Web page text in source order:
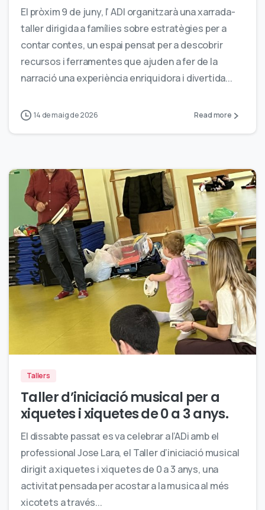
El pròxim 9 de juny, l’ ADI organitzarà una xarrada-
taller dirigida a famílies sobre estratègies per a
contar contes, un espai pensat per a descobrir
recursos i ferramentes que ajuden a fer de la
narració una experiència enriquidora i divertida...
14 de maig de 2026 Read more
0
Tallers
Taller d’iniciació musical per a
xiquetes i xiquetes de 0 a 3 anys.
El dissabte passat es va celebrar a l’ADi amb el
professional Jose Lara, el Taller d’iniciació musical
dirigit a xiquetes i xiquetes de 0 a 3 anys, una
activitat pensada per acostar a la musica al més
xicotets a través...